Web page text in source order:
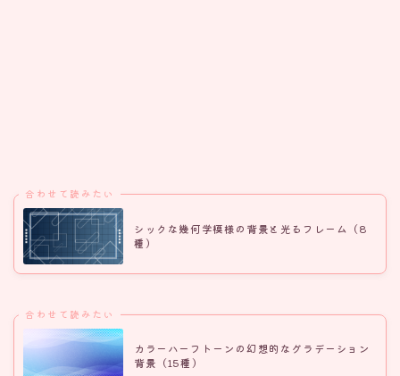
合わせて読みたい
シックな幾何学模様の背景と光るフレーム（8
種）
合わせて読みたい
カラーハーフトーンの幻想的なグラデーション
背景（15種）